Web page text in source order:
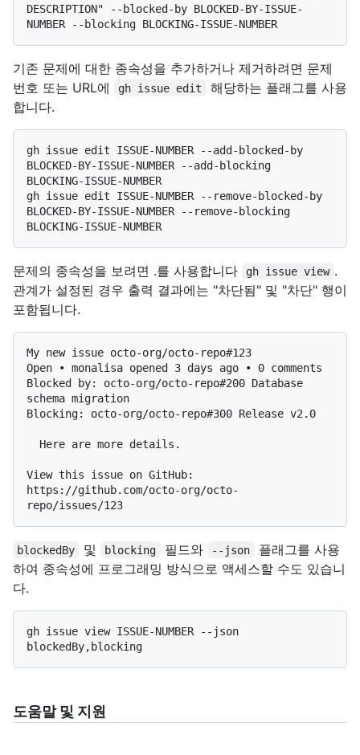
DESCRIPTION" --blocked-by BLOCKED-BY-ISSUE-
기존 문제에 대한 종속성을 추가하거나 제거하려면 문제
번호 또는 URL에
gh issue edit
해당하는 플래그를 사용
합니다.
gh issue edit ISSUE-NUMBER --add-blocked-by
BLOCKED-BY-ISSUE-NUMBER --add-blocking
BLOCKING-ISSUE-NUMBER
gh issue edit ISSUE-NUMBER --remove-blocked-by
BLOCKED-BY-ISSUE-NUMBER --remove-blocking
문제의 종속성을 보려면 .를 사용합니다 gh issue view .
관계가 설정된 경우 출력 결과에는 "차단됨" 및 "차단" 행이
포함됩니다.
My new issue octo-org/octo-repo#123
Open • monalisa opened 3 days ago • 0 comments
Blocked by: octo-org/octo-repo#200 Database
schema migration
Blocking: octo-org/octo-repo#300 Release v2.0
View this issue on GitHub:
https://github.com/octo-org/octo-
blockedBy 및 blocking 필드와 --json
플래그를 사용
하여 종속성에 프로그래밍 방식으로 액세스할 수도 있습니
다.
gh issue view ISSUE-NUMBER --json
도움말 및 지원